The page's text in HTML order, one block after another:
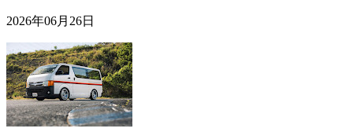
2026年06月26日